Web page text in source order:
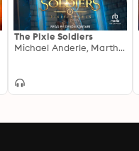
The Pixie Soldiers
Michael Anderle, Martha Carr